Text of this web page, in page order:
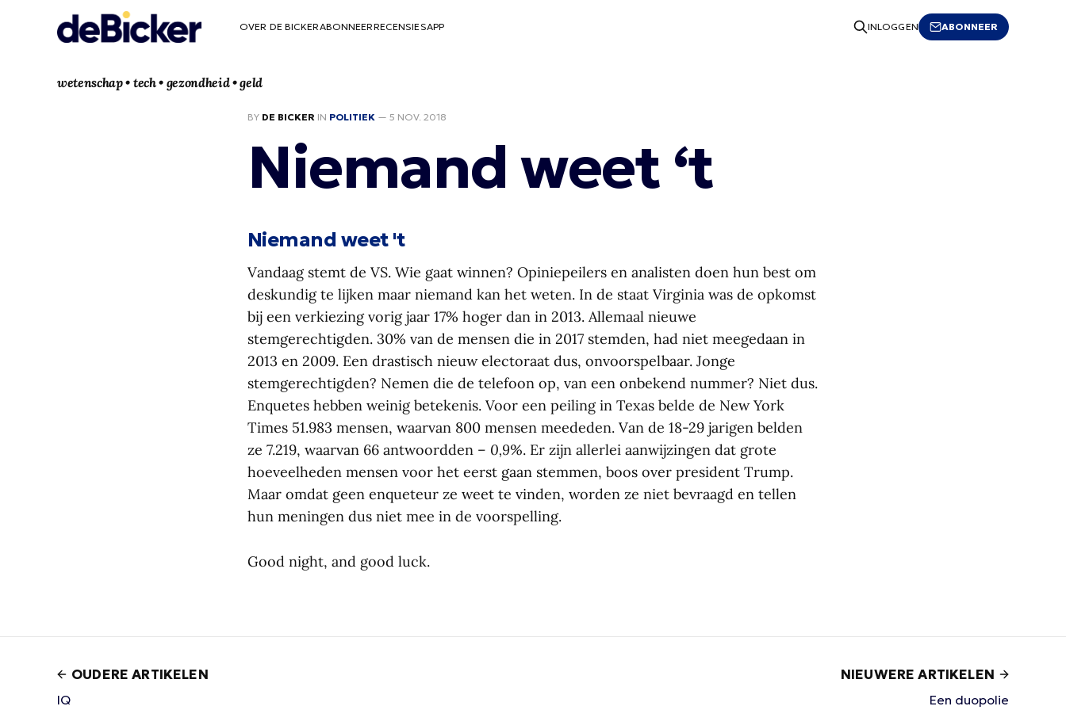
OVER DE BICKERABONNEERRECENSIESAPP INLOGGEN ABONNEER
wetenschap • tech • gezondheid • geld
BY DE BICKER IN POLITIEK — 5 NOV. 2018
Niemand weet ‘t
Niemand weet 't
Vandaag stemt de VS. Wie gaat winnen? Opiniepeilers en analisten doen hun best om
deskundig te lijken maar niemand kan het weten. In de staat Virginia was de opkomst
bij een verkiezing vorig jaar 17% hoger dan in 2013. Allemaal nieuwe
stemgerechtigden. 30% van de mensen die in 2017 stemden, had niet meegedaan in
2013 en 2009. Een drastisch nieuw electoraat dus, onvoorspelbaar. Jonge
stemgerechtigden? Nemen die de telefoon op, van een onbekend nummer? Niet dus.
Enquetes hebben weinig betekenis. Voor een peiling in Texas belde de New York
Times 51.983 mensen, waarvan 800 mensen meededen. Van de 18-29 jarigen belden
ze 7.219, waarvan 66 antwoordden – 0,9%. Er zijn allerlei aanwijzingen dat grote
hoeveelheden mensen voor het eerst gaan stemmen, boos over president Trump.
Maar omdat geen enqueteur ze weet te vinden, worden ze niet bevraagd en tellen
hun meningen dus niet mee in de voorspelling.
Good night, and good luck.
OUDERE ARTIKELEN
IQ
NIEUWERE ARTIKELEN
Een duopolie